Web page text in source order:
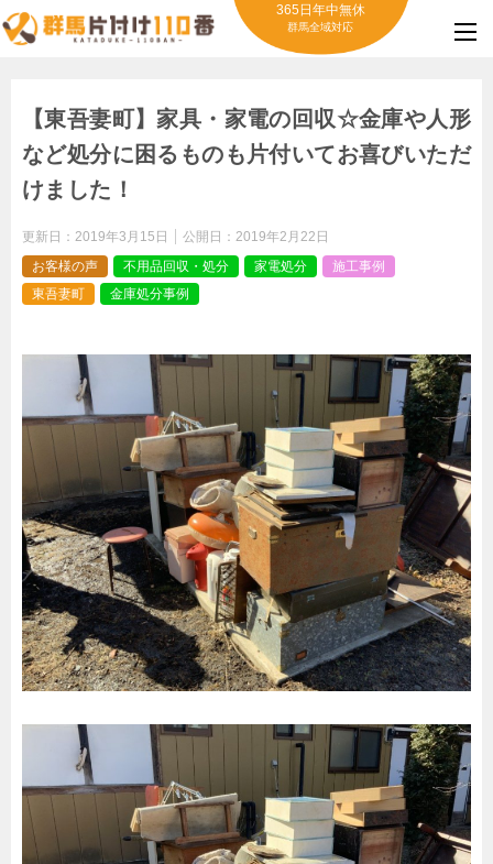
365日年中無休
群馬全域対応
【東吾妻町】家具・家電の回収☆金庫や人形
など処分に困るものも片付いてお喜びいただ
けました！
更新日： 2019年3月15日 公開日： 2019年2月22日
お客様の声
不用品回収・処分 家電処分
施工事例
東吾妻町
金庫処分事例